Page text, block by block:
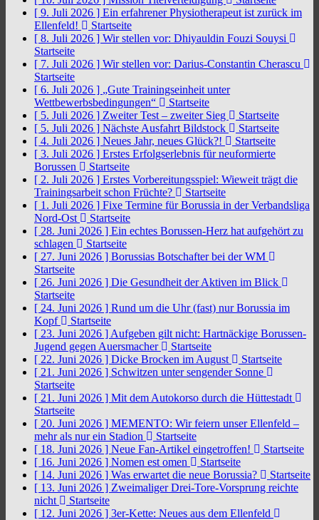
[ 9. Juli 2026 ] Ein erfahrener Physiotherapeut ist zurück im
Ellenfeld!
Startseite
[ 8. Juli 2026 ] Wir stellen vor: Dhiyauldin Fouzi Souysi
Startseite
[ 7. Juli 2026 ] Wir stellen vor: Darius-Constantin Cherascu
Startseite
[ 6. Juli 2026 ] „Gute Trainingseinheit unter
Wettbewerbsbedingungen“
Startseite
[ 5. Juli 2026 ] Zweiter Test – zweiter Sieg
Startseite
[ 5. Juli 2026 ] Nächste Ausfahrt Bildstock
Startseite
[ 4. Juli 2026 ] Neues Jahr, neues Glück?!
Startseite
[ 3. Juli 2026 ] Erstes Erfolgserlebnis für neuformierte
Borussen
Startseite
[ 2. Juli 2026 ] Erstes Vorbereitungsspiel: Wieweit trägt die
Trainingsarbeit schon Früchte?
Startseite
[ 1. Juli 2026 ] Fixe Termine für Borussia in der Verbandsliga
Nord-Ost
Startseite
[ 28. Juni 2026 ] Ein echtes Borussen-Herz hat aufgehört zu
schlagen
Startseite
[ 27. Juni 2026 ] Borussias Botschafter bei der WM
Startseite
[ 26. Juni 2026 ] Die Gesundheit der Aktiven im Blick
Startseite
[ 24. Juni 2026 ] Rund um die Uhr (fast) nur Borussia im
Kopf
Startseite
[ 23. Juni 2026 ] Aufgeben gilt nicht: Hartnäckige Borussen-
Jugend gegen Auersmacher
Startseite
[ 22. Juni 2026 ] Dicke Brocken im August
Startseite
[ 21. Juni 2026 ] Schwitzen unter sengender Sonne
Startseite
[ 21. Juni 2026 ] Mit dem Autokorso durch die Hüttestadt
Startseite
[ 20. Juni 2026 ] MEMENTO: Wir feiern unser Ellenfeld –
mehr als nur ein Stadion
Startseite
[ 18. Juni 2026 ] Neue Fan-Artikel eingetroffen!
Startseite
[ 16. Juni 2026 ] Nomen est omen
Startseite
[ 14. Juni 2026 ] Was erwartet die neue Borussia?
Startseite
[ 13. Juni 2026 ] Zweimaliger Drei-Tore-Vorsprung reichte
nicht
Startseite
[ 12. Juni 2026 ] 3er-Kette: Neues aus dem Ellenfeld